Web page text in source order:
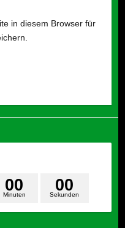
in diesem Browser für
Minuten
00
Sekunden
00